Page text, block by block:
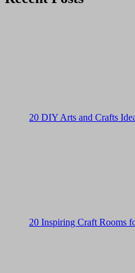
20 DIY Arts and Crafts
20 Inspiring Craft Rooms